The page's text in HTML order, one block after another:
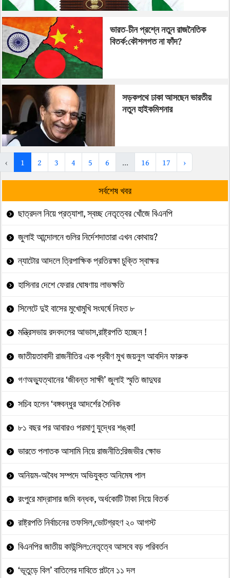
ভারত-চীন প্রশ্নে নতুন রাজনৈতিক
বিতর্ক:কৌশলগত না ফাঁদ?
সড়কপথে ঢাকা আসছেন ভারতীয়
নতুন হাইকমিশনার
‹ 1 2 3 4 5 6 ... 16 17 ›
সর্বশেষ খবর
ছাত্রদল নিয়ে প্রত্যাশা, স্বচ্ছ নেতৃত্বের খোঁজে বিএনপি
জুলাই আন্দোলনে গুলির নির্দেশদাতারা এখন কোথায়?
ন্যাটোর আদলে ত্রিপাক্ষিক প্রতিরক্ষা চুক্তি স্বাক্ষর
হাসিনার দেশে ফেরার ঘোষণায় লাভক্ষতি
সিলেটে দুই বাসের মুখোমুখি সংঘর্ষে নিহত ৮
মন্ত্রিসভায় রদবদলের আভাস,রাষ্ট্রপতি হচ্ছেন !
জাতীয়তাবাদী রাজনীতির এক প্রবীণ মুখ জয়নুল আবদিন ফারুক
গণঅভ্যুত্থানের ‘জীবন্ত সাক্ষী’ জুলাই স্মৃতি জাদুঘর
সচিব হলেন ‘বঙ্গবন্ধুর আদর্শের সৈনিক
৮১ বছর পর আবারও পরমাণু যুদ্ধের শঙ্কা!
ভারতে পলাতক আসামি নিয়ে রাজনীতি:রিজভীর ক্ষোভ
অনিয়ম-অবৈধ সম্পদে অভিযুক্ত অনিমেষ পাল
রংপুরে মাদ্রাসার জমি বন্ধক, অর্ধকোটি টাকা নিয়ে বিতর্ক
রাষ্ট্রপতি নির্বাচনের তফসিল,ভোটগ্রহণ ২০ আগস্ট
বিএনপির জাতীয় কাউন্সিল:নেতৃত্বে আসবে বড় পরিবর্তন
‘ভূতুড়ে বিল’ বাতিলের দাবিতে পল্টনে ১১ দল